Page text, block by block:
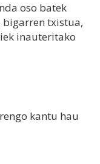
oso batek
bigarren txistua,
inauteritako
kantu hau